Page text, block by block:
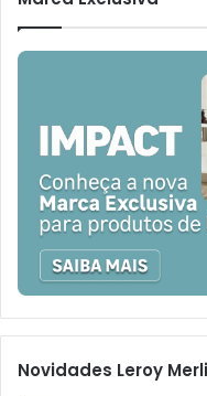
Novidades Leroy